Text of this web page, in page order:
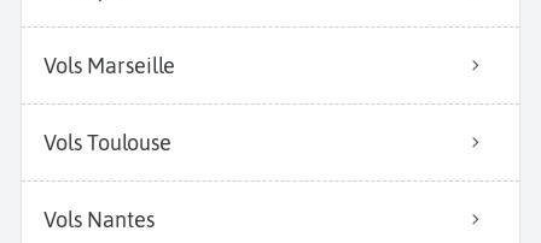
Vols Marseille
Vols Toulouse
Vols Nantes